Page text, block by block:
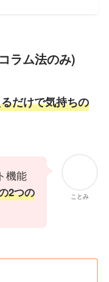
ラム法のみ)
だけで気持ちの
ことみ
機能
2つの